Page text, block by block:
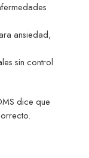
ansiedad,
sin control
dice que